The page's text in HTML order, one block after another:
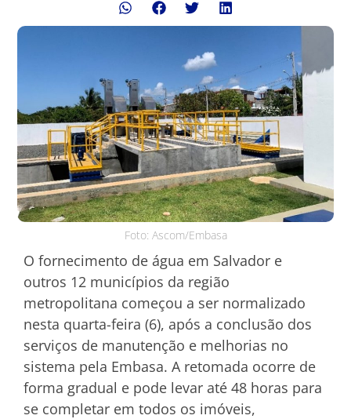
Foto: Ascom/Embasa
O fornecimento de água em Salvador e
outros 12 municípios da região
metropolitana começou a ser normalizado
nesta quarta-feira (6), após a conclusão dos
serviços de manutenção e melhorias no
sistema pela Embasa. A retomada ocorre de
forma gradual e pode levar até 48 horas para
se completar em todos os imóveis,